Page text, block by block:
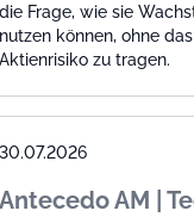
die Frage, wie sie
nutzen können, ohne
Aktienrisiko zu tragen.
30.07.2026
Antecedo AM |